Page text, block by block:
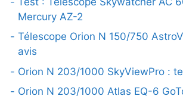
Mercury AZ-2
Télescope Orion N 150/750
avis
Orion N 203/1000 SkyViewPro :
Orion N 203/1000 Atlas EQ-6